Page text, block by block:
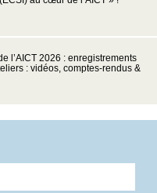
l’AICT 2026 : enregistrements
: vidéos, comptes-rendus &